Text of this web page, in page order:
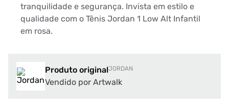
tranquilidade e segurança. Invista em estilo e
qualidade com o Tênis Jordan 1 Low Alt Infantil
em rosa.
Produto originalJORDAN
Vendido por Artwalk